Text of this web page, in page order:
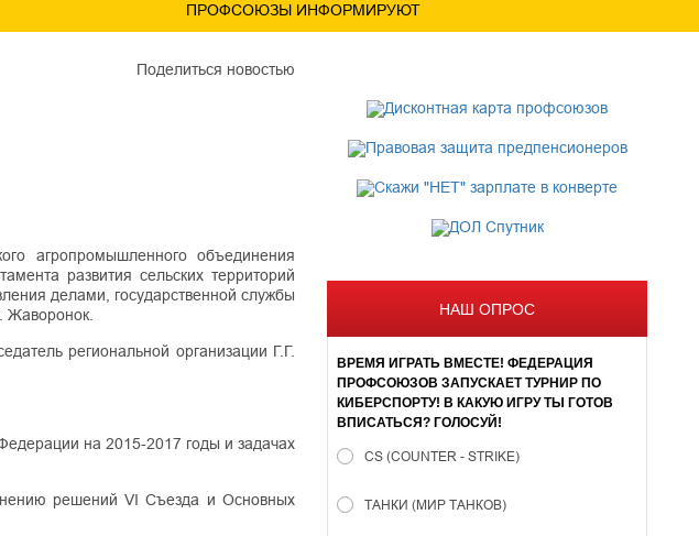
ПРОФСОЮЗЫ ИНФОРМИРУЮТ
КОМИТЕТА ПРОФСОЮЗА
Поделиться новостью
агропромышленного объединения
развития сельских территорий
делами, государственной службы
Жаворонок.
региональной организации Г.Г.
на 2015-2017 годы и задачах
решений VI Съезда и Основных
НАШ ОПРОС
ВРЕМЯ ИГРАТЬ ВМЕСТЕ! ФЕДЕРАЦИЯ
ПРОФСОЮЗОВ ЗАПУСКАЕТ ТУРНИР ПО
КИБЕРСПОРТУ! В КАКУЮ ИГРУ ТЫ ГОТОВ
ВПИСАТЬСЯ? ГОЛОСУЙ!
CS (COUNTER - STRIKE)
ТАНКИ (МИР ТАНКОВ)